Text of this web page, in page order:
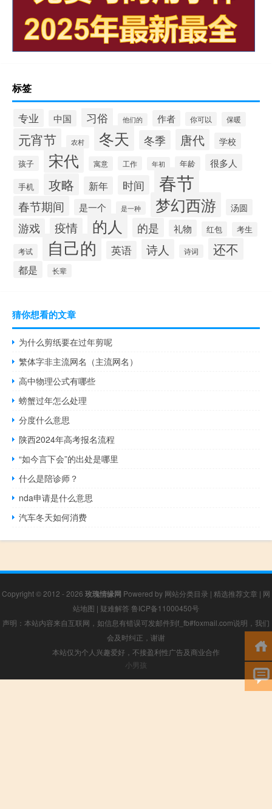
标签
专业 中国 习俗 他们的 作者 你可以 保暖
元宵节 农村 冬天 冬季 唐代 学校
孩子 宋代 寓意 工作 年初 年龄 很多人
手机 攻略 新年 时间 春节
春节期间 是一个 是一种 梦幻西游 汤圆
游戏 疫情 的人 的是 礼物 红包
考生
考试
自己的 英语 诗人 诗词 还不
都是 长辈
猜你想看的文章
为什么剪纸要在过年剪呢
繁体字非主流网名（主流网名）
高中物理公式有哪些
螃蟹过年怎么处理
分度什么意思
陕西2024年高考报名流程
“如今言下会”的出处是哪里
什么是陪诊师？
nda申请是什么意思
汽车冬天如何消费
Copyright © 2012 - 2026 玫瑰情缘网 Powered by 网站分类目录 | 精选推荐文章 | 网
站地图 | 疑难解答 鲁ICP备11000450号
声明：本站内容来自互联网，如信息有错误可发邮件到f_fb#foxmail.com说明，我们
会及时纠正，谢谢
本站仅为个人兴趣爱好，不接盈利性广告及商业合作
小男孩